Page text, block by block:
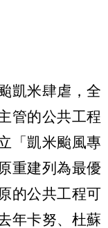
凱米肆虐，全
管的公共工程
「凱米颱風專
重建列為最優
的公共工程可
年卡努、杜蘇